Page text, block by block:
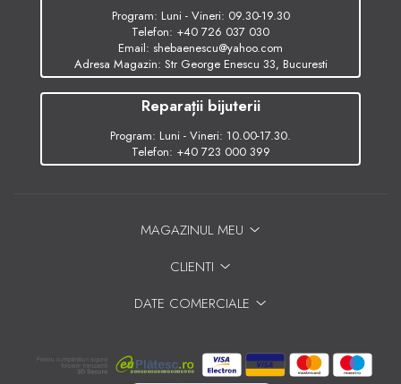
Program: Luni - Vineri: 09.30-19.30
Telefon: +40 726 037 030
Email: shebaenescu@yahoo.com
Adresa Magazin: Str George Enescu 33, Bucuresti
Reparații bijuterii
Program: Luni - Vineri: 10.00-17.30.
Telefon: +40 723 000 399
MAGAZINUL MEU
CLIENTI
DATE COMERCIALE